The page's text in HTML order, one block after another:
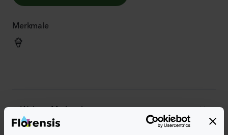
Merkmale
Weitere Merkmale